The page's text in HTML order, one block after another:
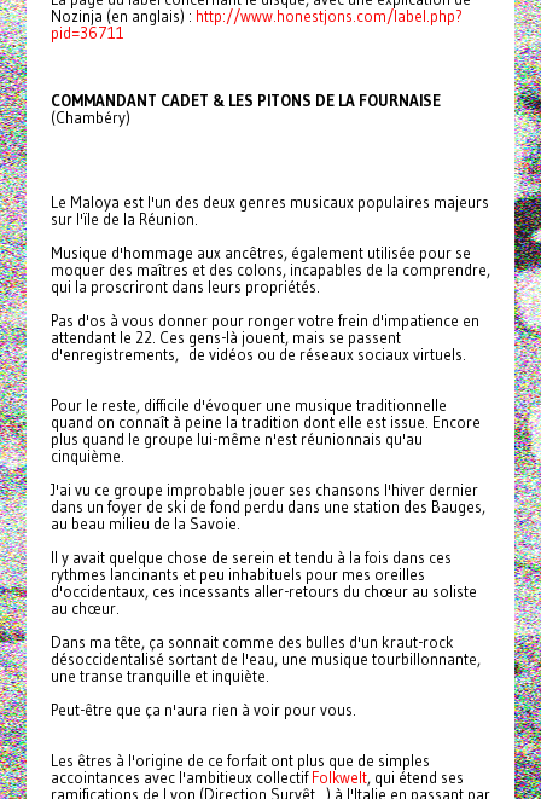
Nozinja (en anglais) : http://www.honestjons.com/label.php?
pid=36711
COMMANDANT CADET & LES PITONS DE LA FOURNAISE
(Chambéry)
Le Maloya est l'un des deux genres musicaux populaires majeurs
sur l'ïle de la Réunion.
Musique d'hommage aux ancêtres, également utilisée pour se
moquer des maîtres et des colons, incapables de la comprendre,
qui la proscriront dans leurs propriétés.
Pas d'os à vous donner pour ronger votre frein d'impatience en
attendant le 22. Ces gens-là jouent, mais se passent
d'enregistrements, de vidéos ou de réseaux sociaux virtuels.
Pour le reste, difficile d'évoquer une musique traditionnelle
quand on connaît à peine la tradition dont elle est issue. Encore
plus quand le groupe lui-même n'est réunionnais qu'au
cinquième.
J'ai vu ce groupe improbable jouer ses chansons l'hiver dernier
dans un foyer de ski de fond perdu dans une station des Bauges,
au beau milieu de la Savoie.
Il y avait quelque chose de serein et tendu à la fois dans ces
rythmes lancinants et peu inhabituels pour mes oreilles
d'occidentaux, ces incessants aller-retours du chœur au soliste
au chœur.
Dans ma tête, ça sonnait comme des bulles d'un kraut-rock
désoccidentalisé sortant de l'eau, une musique tourbillonnante,
une transe tranquille et inquiète.
Peut-être que ça n'aura rien à voir pour vous.
Les êtres à l'origine de ce forfait ont plus que de simples
accointances avec l'ambitieux collectifFolkwelt, qui étend ses
ramifications de Lyon (Direction Survêt...) à l'Italie en passant par